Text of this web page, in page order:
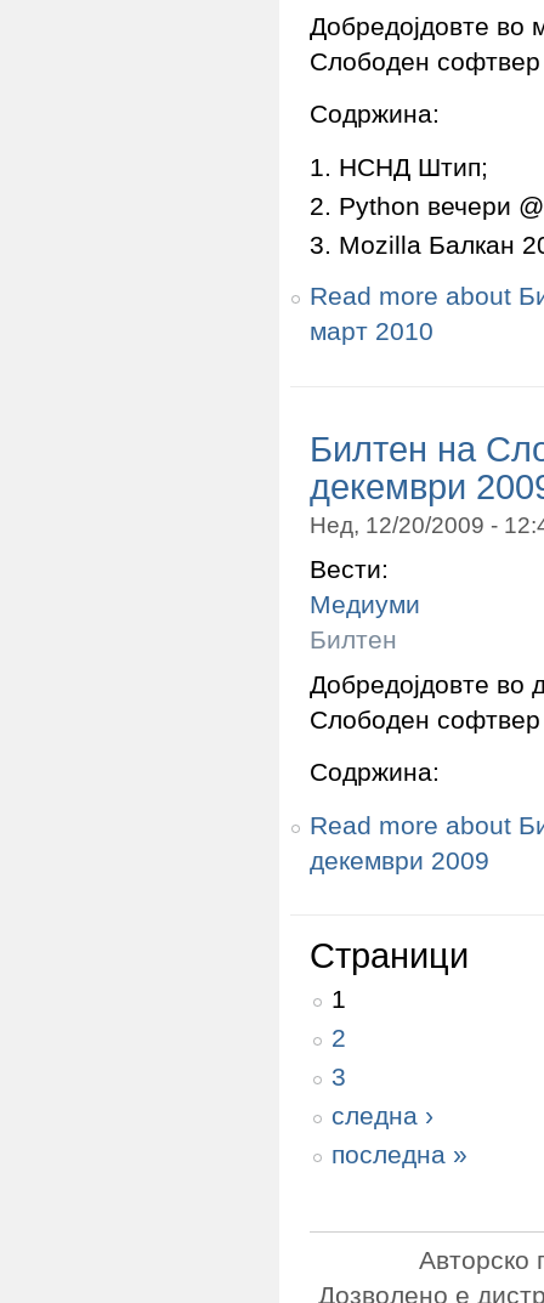
Добредојдовте во
Слободен
Содржина:
НСНД Штип;
Python вечери
Mozilla Балкан
Read more about
март 2010
Билтен на
декември
Нед, 12/20/2009 -
Вести:
Медиуми
Билтен
Добредојдовте во
Слободен
Содржина:
Read more about
декември 2009
Страници
1
2
3
следна ›
последна »
Авторско
Дозволено е